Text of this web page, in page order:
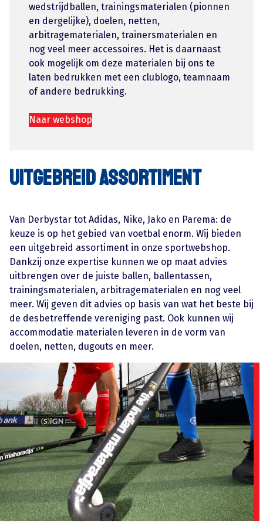
wedstrijdballen, trainingsmaterialen (pionnen
en dergelijke), doelen, netten,
arbitragematerialen, trainersmaterialen en
nog veel meer accessoires. Het is daarnaast
ook mogelijk om deze materialen bij ons te
laten bedrukken met een clublogo, teamnaam
of andere bedrukking.
Naar webshop
uitgebreid assortiment
Van Derbystar tot Adidas, Nike, Jako en Parema: de
keuze is op het gebied van voetbal enorm. Wij bieden
een uitgebreid assortiment in onze sportwebshop.
Dankzij onze expertise kunnen we op maat advies
uitbrengen over de juiste ballen, ballentassen,
trainingsmaterialen, arbitragematerialen en nog veel
meer. Wij geven dit advies op basis van wat het beste bij
de desbetreffende vereniging past. Ook kunnen wij
accommodatie materialen leveren in de vorm van
doelen, netten, dugouts en meer.